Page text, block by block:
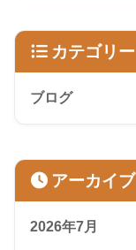
カテゴリー
ブログ
アーカイブ
2026年7月